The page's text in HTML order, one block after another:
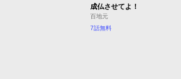
成仏させてよ！
百地元
7話無料